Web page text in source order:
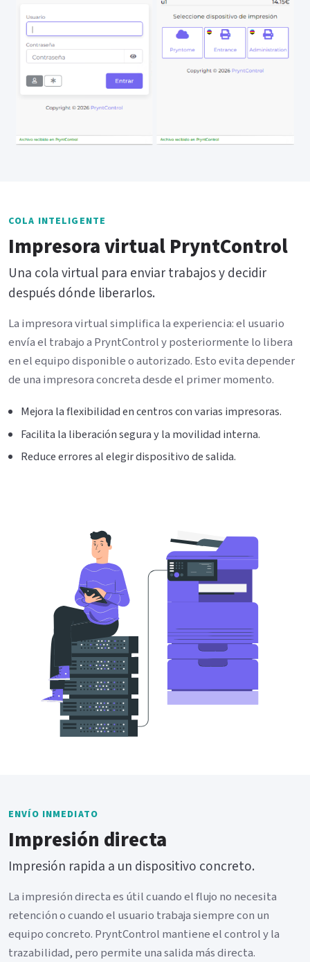
COLA INTELIGENTE
Impresora virtual PryntControl
Una cola virtual para enviar trabajos y decidir
después dónde liberarlos.
La impresora virtual simplifica la experiencia: el usuario
envía el trabajo a PryntControl y posteriormente lo libera
en el equipo disponible o autorizado. Esto evita depender
de una impresora concreta desde el primer momento.
Mejora la flexibilidad en centros con varias impresoras.
Facilita la liberación segura y la movilidad interna.
Reduce errores al elegir dispositivo de salida.
ENVÍO INMEDIATO
Impresión directa
Impresión rapida a un dispositivo concreto.
La impresión directa es útil cuando el flujo no necesita
retención o cuando el usuario trabaja siempre con un
equipo concreto. PryntControl mantiene el control y la
trazabilidad, pero permite una salida más directa.